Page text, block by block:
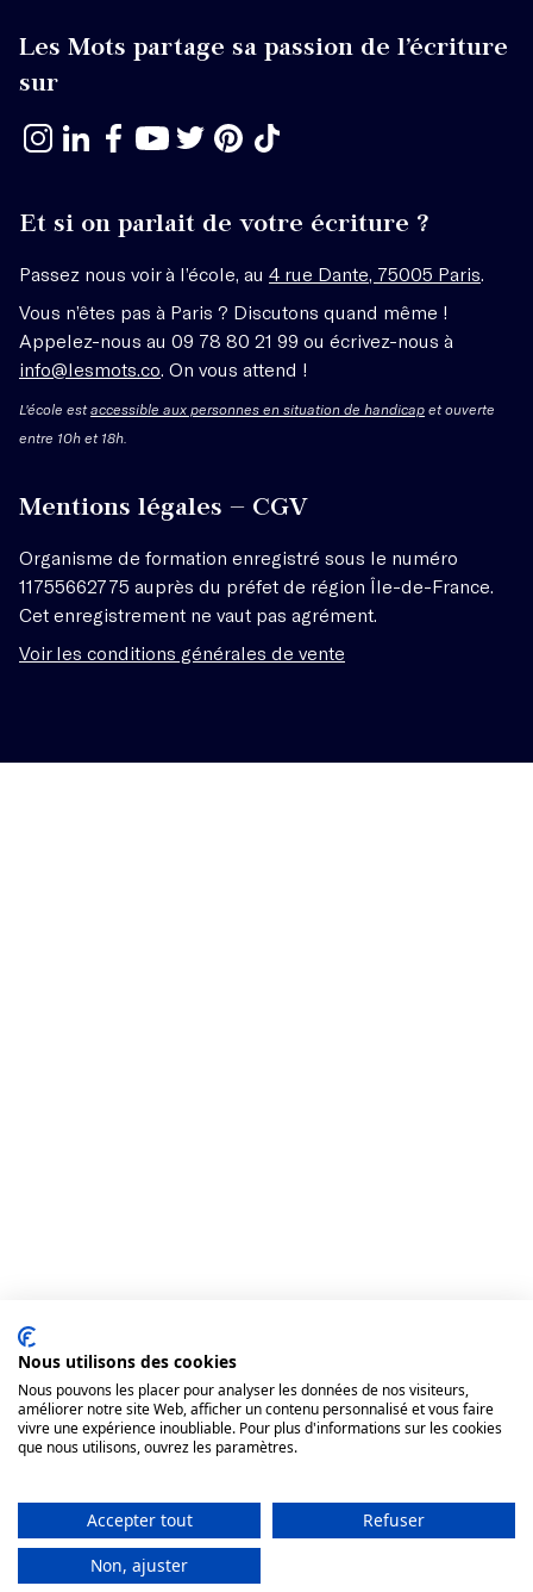
L'atelier est assuré pour autant qu'un minimum de 1 personnes soit atteint.
défaut, vous seriez prévenu(e) 5 jours avant la première séance.
Inscriptions possibles jusqu’au 15 oct. 2026
Les Mots partage sa passion de l’écriture
sur
Et si on parlait de votre écriture ?
Passez nous voir à l’école, au 4 rue Dante, 75005 Paris.
Vous n’êtes pas à Paris ? Discutons quand même !
Appelez-nous au 09 78 80 21 99 ou écrivez-nous à
info@lesmots.co. On vous attend !
L'école estaccessible aux personnes en situation de handicap et ouverte
entre 10h et 18h.
Mentions légales – CGV
Organisme de formation enregistré sous le numéro
11755662775 auprès du préfet de région Île-de-France.
Cet enregistrement ne vaut pas agrément.
Voir les conditions générales de vente
Nous utilisons des cookies
Nous pouvons les placer pour analyser les données de nos visiteurs,
améliorer notre site Web, afficher un contenu personnalisé et vous faire
vivre une expérience inoubliable. Pour plus d'informations sur les cookies
que nous utilisons, ouvrez les paramètres.
Accepter tout
Refuser
Non, ajuster